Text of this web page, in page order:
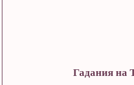
Гадания на